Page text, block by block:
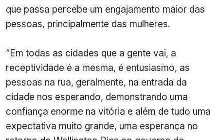
que passa percebe um engajamento maior das
pessoas, principalmente das mulheres.
“Em todas as cidades que a gente vai, a
receptividade é a mesma, é entusiasmo, as
pessoas na rua, geralmente, na entrada da
cidade nos esperando, demonstrando uma
confiança enorme na vitória e além de tudo uma
expectativa muito grande, uma esperança no